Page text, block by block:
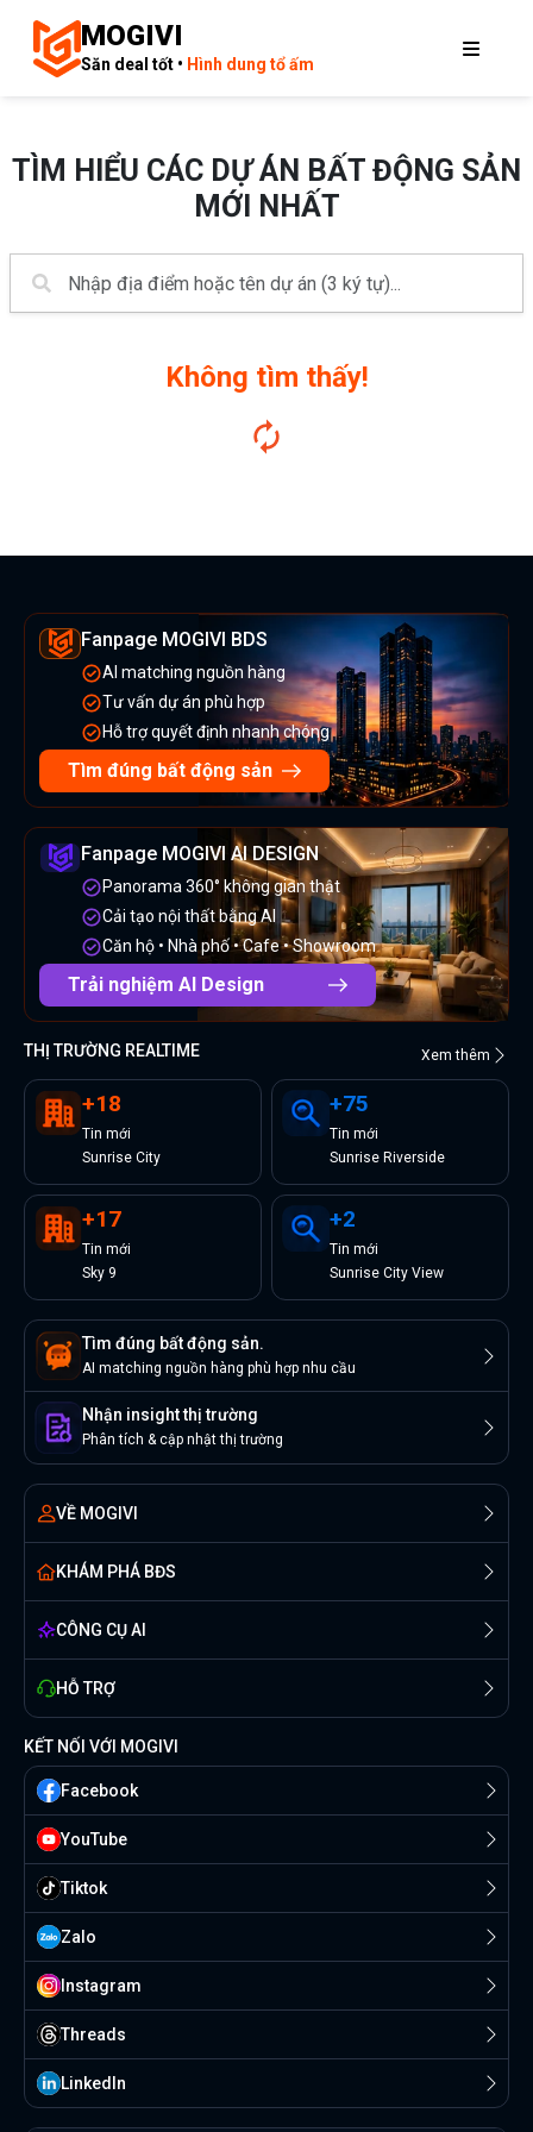
MOGIVI
Săn deal tốt • Hình dung tổ ấm
TÌM HIỂU CÁC DỰ ÁN BẤT ĐỘNG SẢN
MỚI NHẤT
Không tìm thấy!
Fanpage MOGIVI BDS
AI matching nguồn hàng
Tư vấn dự án phù hợp
Hỗ trợ quyết định nhanh chóng
Tìm đúng bất động sản
Fanpage MOGIVI AI DESIGN
Panorama 360° không gian thật
Cải tạo nội thất bằng AI
Căn hộ • Nhà phố • Cafe • Showroom
Trải nghiệm AI Design
THỊ TRƯỜNG REALTIME Xem thêm
+18
Tin mới
Sunrise City
+75
Tin mới
Sunrise Riverside
+17
Tin mới
Sky 9
+2
Tin mới
Sunrise City View
Tìm đúng bất động sản.
AI matching nguồn hàng phù hợp nhu cầu
Nhận insight thị trường
Phân tích & cập nhật thị trường
VỀ MOGIVI
KHÁM PHÁ BĐS
CÔNG CỤ AI
HỖ TRỢ
KẾT NỐI VỚI MOGIVI
Facebook
YouTube
Tiktok
Zalo
Instagram
Threads
Linkedln